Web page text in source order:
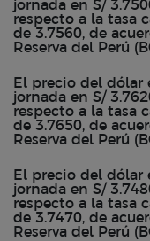
jornada en S/
respecto a la tasa
de 3.7560, de
Reserva del Perú
El precio del dólar
jornada en S/
respecto a la tasa
de 3.7650, de
Reserva del Perú
El precio del dólar
jornada en S/
respecto a la tasa
de 3.7470, de
Reserva del Perú